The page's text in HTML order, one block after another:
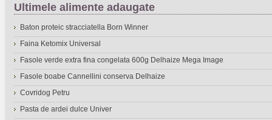
Ultimele alimente adaugate
Baton proteic stracciatella Born Winner
Faina Ketomix Universal
Fasole verde extra fina congelata 600g Delhaize Mega Image
Fasole boabe Cannellini conserva Delhaize
Covridog Petru
Pasta de ardei dulce Univer